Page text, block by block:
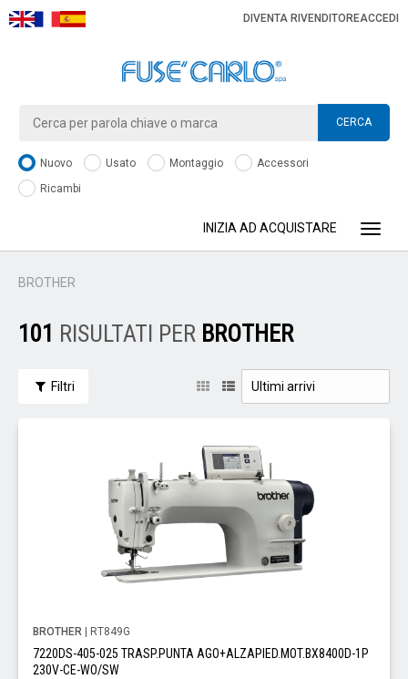
DIVENTA RIVENDITOREACCEDI
CERCA
Nuovo Usato Montaggio
Accessori
Ricambi
INIZIA AD ACQUISTARE
BROTHER
101 RISULTATI PER BROTHER
Filtri
BROTHER | RT849G
7220DS-405-025 TRASP.PUNTA AGO+ALZAPIED.MOT.BX8400D-1P
230V-CE-WO/SW